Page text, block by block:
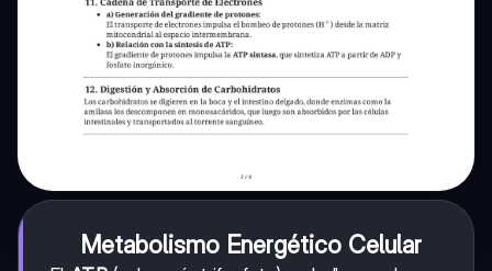
Metabolismo Energético Celular